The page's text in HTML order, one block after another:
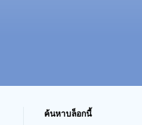
ค้นหาบล็อกนี้